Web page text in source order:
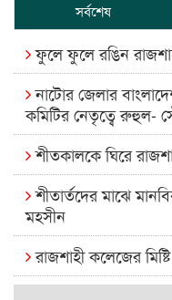
সর্বশেষ
ফুলে ফুলে রঙিন
নাটোর জেলার
কমিটির নেতৃত্বে রুহুল-
শীতকালকে ঘিরে
শীতার্তদের মাঝে
মহসীন
রাজশাহী কলেজের